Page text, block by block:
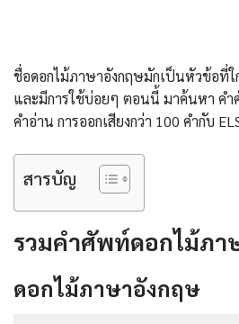
ชื่อดอกไม้ภาษาอังกฤษมักเป็นหัวข้อที่ใ
และมีการใช้บ่อยๆ ตอนนี้ มาค้นหา ค
คําอ่าน การออกเสียงกว่า 100 คำกับ
สารบัญ
รวมคำศัพท์ดอกไม้ภา
ดอกไม้ภาษาอังกฤษ